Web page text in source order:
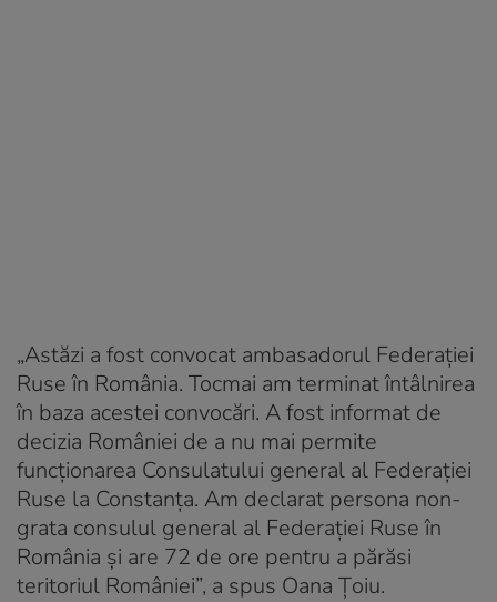
„Astăzi a fost convocat ambasadorul Federației
Ruse în România. Tocmai am terminat întâlnirea
în baza acestei convocări. A fost informat de
decizia României de a nu mai permite
funcționarea Consulatului general al Federației
Ruse la Constanța. Am declarat persona non-
grata consulul general al Federației Ruse în
România și are 72 de ore pentru a părăsi
teritoriul României”, a spus Oana Țoiu.